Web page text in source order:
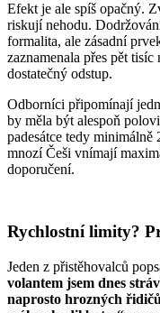
Efekt je ale spíš opačný.
riskují nehodu.
formalita, ale zásadní
zaznamenala přes pět
dostatečný odstup.
Odborníci připomínají
by měla být alespoň
padesátce tedy
mnozí Češi vnímají
doporučení.
Rychlostní limity?
Jeden z přistěhovalců
volantem jsem dnes
naprosto hrozných